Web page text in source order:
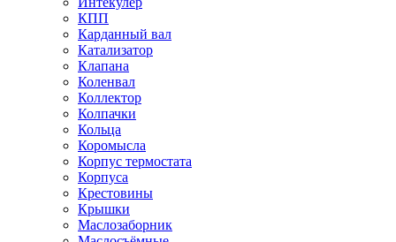
КПП
Карданный вал
Катализатор
Клапана
Коленвал
Коллектор
Колпачки
Кольца
Коромысла
Корпус термостата
Корпуса
Крестовины
Крышки
Маслозаборник